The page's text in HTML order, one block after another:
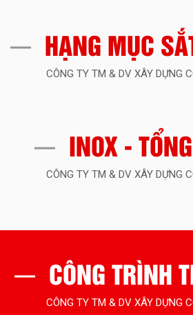
HẠNG MỤC
CÔNG TY TM & DV XÂY DỰNG
INOX -
CÔNG TY TM & DV XÂY DỰNG
CÔNG TRÌNH
CÔNG TY TM & DV XÂY DỰNG